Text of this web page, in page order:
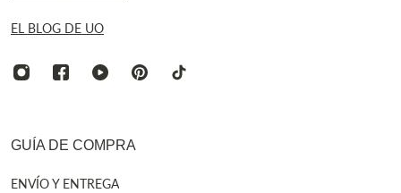
EL BLOG DE UO
GUÍA DE COMPRA
ENVÍO Y ENTREGA